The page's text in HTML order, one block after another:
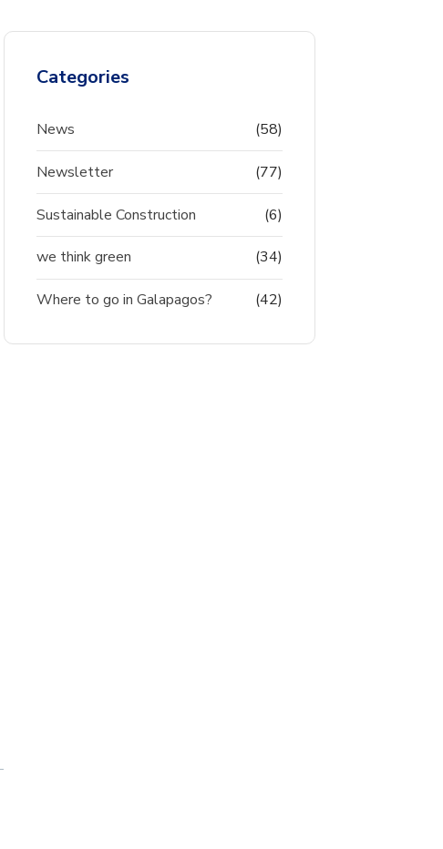
Categories
News (58)
Newsletter (77)
Sustainable Construction (6)
we think green (34)
Where to go in Galapagos? (42)